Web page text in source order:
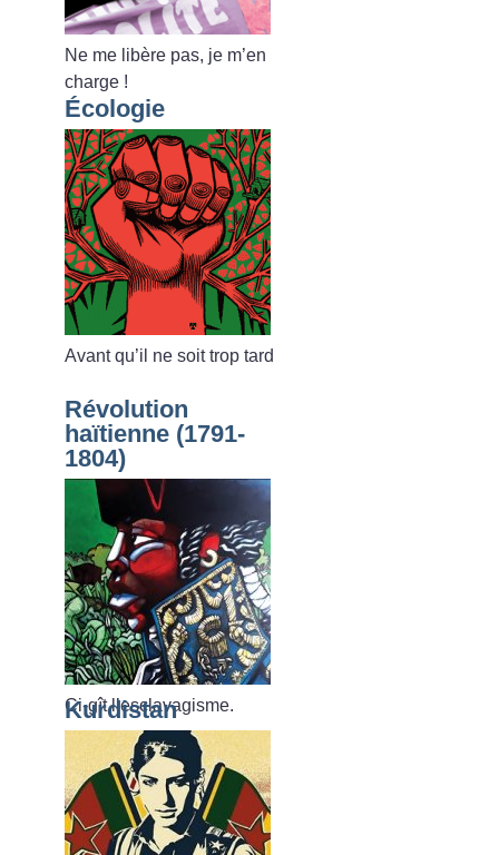
Ne me libère pas, je m’en
charge !
Écologie
Avant qu’il ne soit trop tard
Révolution
haïtienne (1791-
1804)
Ci-gît l’esclavagisme.
Kurdistan